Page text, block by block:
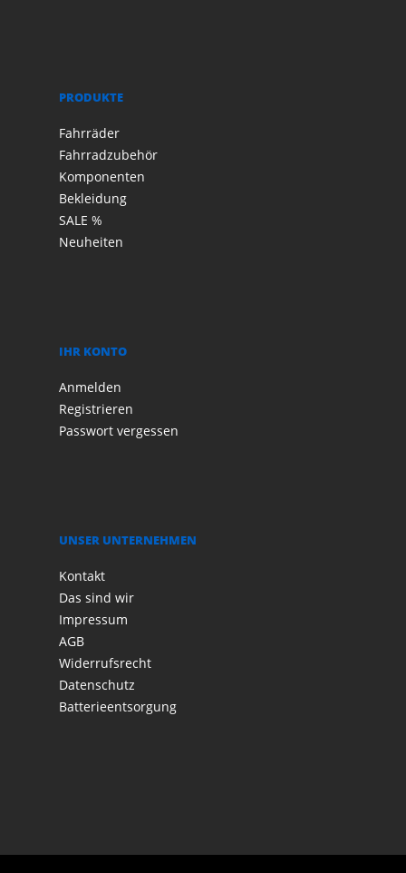
PRODUKTE
Fahrräder
Fahrradzubehör
Komponenten
Bekleidung
SALE %
Neuheiten
IHR KONTO
Anmelden
Registrieren
Passwort vergessen
UNSER UNTERNEHMEN
Kontakt
Das sind wir
Impressum
AGB
Widerrufsrecht
Datenschutz
Batterieentsorgung